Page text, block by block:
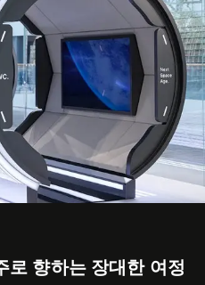
로 향하는 장대한 여정